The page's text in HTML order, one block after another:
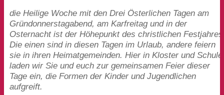
die Heilige Woche mit den Drei Österlichen Tagen am
Gründonnerstagabend, am Karfreitag und in der
Osternacht ist der Höhepunkt des christlichen
Die einen sind in diesen Tagen im Urlaub, andere feiern
sie in ihren Heimatgemeinden. Hier in Kloster und Schule
laden wir Sie und euch zur gemeinsamen Feier dieser
Tage ein, die Formen der Kinder und Jugendlichen
aufgreift.